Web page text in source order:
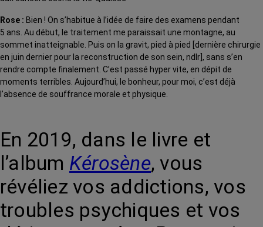
Rose : Bien ! On s’habitue à l’idée de faire des examens pendant
5 ans. Au début, le traitement me paraissait une montagne, au
sommet inatteignable. Puis on la gravit, pied à pied [dernière chirurgie
en juin dernier pour la reconstruction de son sein, ndlr], sans s’en
rendre compte finalement. C’est passé hyper vite, en dépit de
moments terribles. Aujourd’hui, le bonheur, pour moi, c’est déjà
l’absence de souffrance morale et physique.
En 2019, dans le livre et
l’album Kérosène, vous
révéliez vos addictions, vos
troubles psychiques et vos